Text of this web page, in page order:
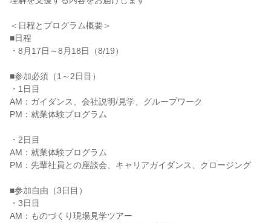
＜日程とプログラム概要＞
■日程
・8月17日～8月18日（8/19）
■参加必須（1～2日目）
・1日目
AM：ガイダンス、会社説明/見学、グループワーク
PM：就業体験プログラム
・2日目
AM：就業体験プログラム
PM：先輩社員との座談会、キャリアガイダンス、クロージング
■参加自由（3日目）
・3日目
AM：ものづくり現場見学ツアー